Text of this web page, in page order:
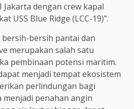
dengan crew kapal
USS Blue Ridge (LCC-19)”.
bersih pantai dan
merupakan salah satu
pembinaan potensi maritim.
menjadi tempat ekosistem
perlindungan bagi
penahan angin